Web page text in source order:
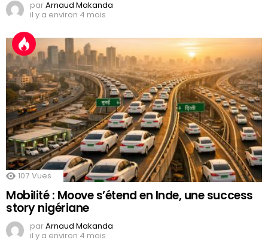
parArnaud Makanda
il y a environ 4 mois
107 Vues
Mobilité : Moove s’étend en Inde, une success
story nigériane
parArnaud Makanda
il y a environ 4 mois